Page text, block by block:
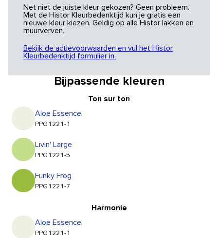
Net niet de juiste kleur gekozen? Geen probleem.
Met de Histor Kleurbedenktijd kun je gratis een
nieuwe kleur kiezen. Geldig op alle Histor lakken en
muurverven.
Bekijk de actievoorwaarden en vul het Histor
Kleurbedenktijd formulier in.
Bijpassende kleuren
Ton sur ton
Aloe Essence
PPG1221-1
Livin' Large
PPG1221-5
Funky Frog
PPG1221-7
Harmonie
Aloe Essence
PPG1221-1